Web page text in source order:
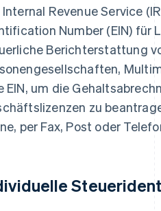
Internal Revenue Service
Number (EIN) für
Berichterstattung
EIN, um die
zu
per Fax, Post oder